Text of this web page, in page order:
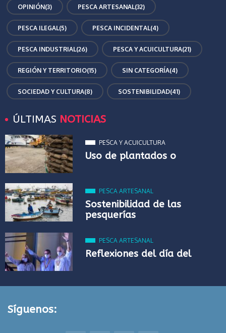
OPINIÓN(3) PESCA ARTESANAL(32)
PESCA ILEGAL(5) PESCA INCIDENTAL(4)
PESCA INDUSTRIAL(26) PESCA Y ACUICULTURA(21)
REGIÓN Y TERRITORIO(15) SIN CATEGORÍA(4)
SOCIEDAD Y CULTURA(8) SOSTENIBILIDAD(41)
ÚLTIMAS NOTICIAS
PESCA Y ACUICULTURA
Uso de plantados o
PESCA ARTESANAL
Sostenibilidad de las
pesquerías
PESCA ARTESANAL
Reflexiones del día del
Síguenos: